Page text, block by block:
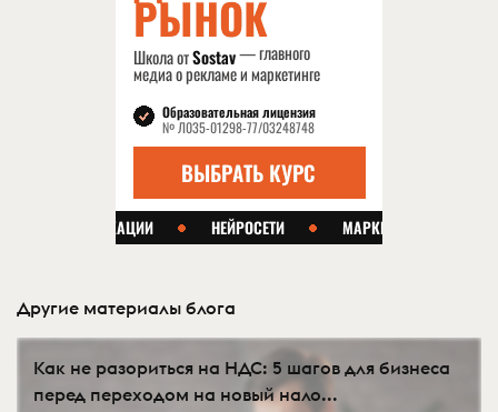
Другие материалы блога
Как не разориться на НДС: 5 шагов для бизнеса
перед переходом на новый нало...